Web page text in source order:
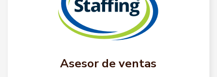
Asesor de ventas